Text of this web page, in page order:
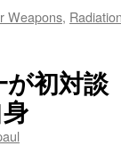
Weapons,
初対談